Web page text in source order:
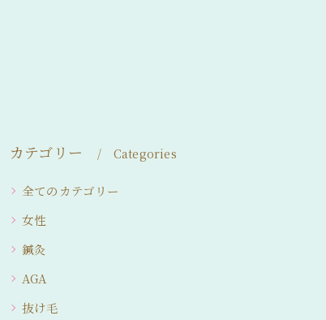
カテゴリー Categories
全てのカテゴリー
女性
鍼灸
AGA
抜け毛